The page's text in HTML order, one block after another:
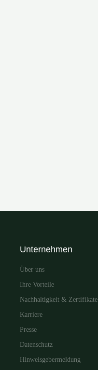
Unternehmen
Über uns
Ihre Vorteile
Nachhaltigkeit & Zertifikate
Karriere
Presse
Datenschutz
Hinweisgebermeldung